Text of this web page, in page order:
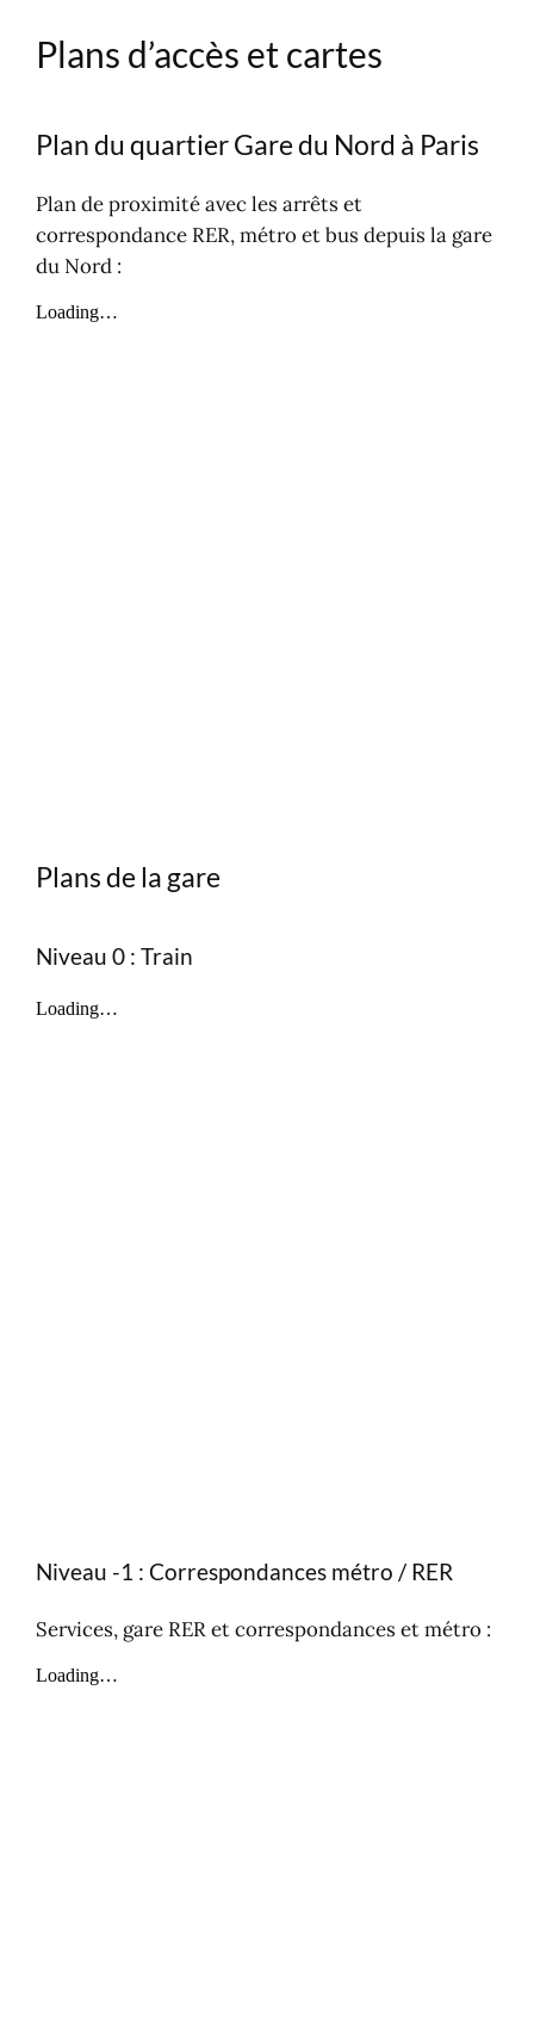
Plans d’accès et cartes
Plan du quartier Gare du Nord à Paris
Plan de proximité avec les arrêts et
correspondance RER, métro et bus depuis la gare
du Nord :
Plans de la gare
Niveau 0 : Train
Niveau -1 : Correspondances métro / RER
Services, gare RER et correspondances et métro :